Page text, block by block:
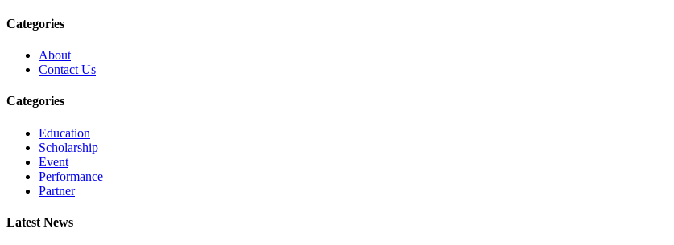
Categories
About
Contact Us
Categories
Education
Scholarship
Event
Performance
Partner
Latest News